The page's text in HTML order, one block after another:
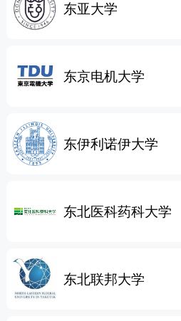
东亚大学
东京电机大学
东伊利诺伊大学
东北医科药科大学
东北联邦大学